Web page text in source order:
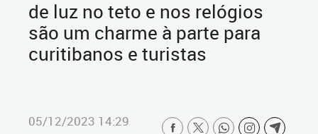
de luz no teto e nos relógios
são um charme à parte para
curitibanos e turistas
05/12/2023 14:29